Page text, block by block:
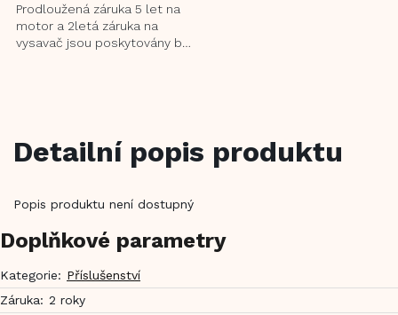
Prodloužená záruka 5 let na
motor a 2letá záruka na
vysavač jsou poskytovány bez
Detailní popis produktu
Popis produktu není dostupný
Doplňkové parametry
Kategorie: Příslušenství
Záruka: 2 roky